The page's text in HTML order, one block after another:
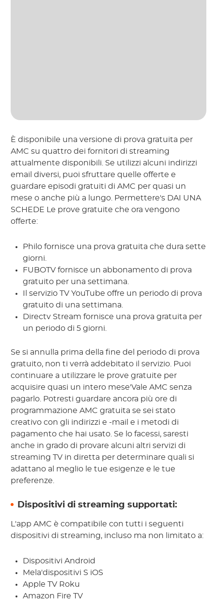
È disponibile una versione di prova gratuita per
AMC su quattro dei fornitori di streaming
attualmente disponibili. Se utilizzi alcuni indirizzi
email diversi, puoi sfruttare quelle offerte e
guardare episodi gratuiti di AMC per quasi un
mese o anche più a lungo. Permettere's DAI UNA
SCHEDE Le prove gratuite che ora vengono
offerte:
Philo fornisce una prova gratuita che dura sette
giorni.
FUBOTV fornisce un abbonamento di prova
gratuito per una settimana.
Il servizio TV YouTube offre un periodo di prova
gratuito di una settimana.
Directv Stream fornisce una prova gratuita per
un periodo di 5 giorni.
Se si annulla prima della fine del periodo di prova
gratuito, non ti verrà addebitato il servizio. Puoi
continuare a utilizzare le prove gratuite per
acquisire quasi un intero mese'Vale AMC senza
pagarlo. Potresti guardare ancora più ore di
programmazione AMC gratuita se sei stato
creativo con gli indirizzi e -mail e i metodi di
pagamento che hai usato. Se lo facessi, saresti
anche in grado di provare alcuni altri servizi di
streaming TV in diretta per determinare quali si
adattano al meglio le tue esigenze e le tue
preferenze.
Dispositivi di streaming supportati:
L'app AMC è compatibile con tutti i seguenti
dispositivi di streaming, incluso ma non limitato a:
Dispositivi Android
Mela'dispositivi S iOS
Apple TV Roku
Amazon Fire TV